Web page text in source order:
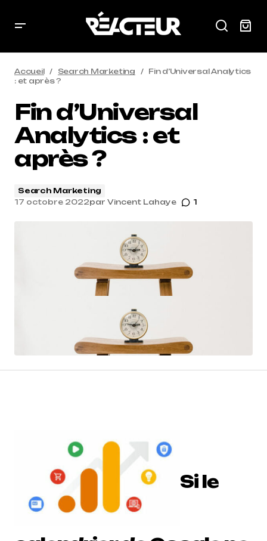
Accueil Search Marketing
Fin d’Universal Analytics
: et après ?
Fin d’Universal
Analytics : et
après ?
Search Marketing
17 octobre 2022par Vincent Lahaye 1
Si le